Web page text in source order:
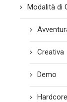
Modalità di
Creativa
Demo
Hardcore